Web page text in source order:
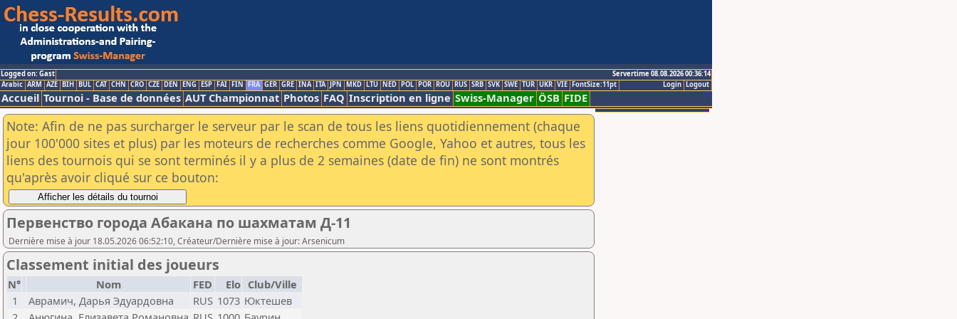
Logged on: Gast
Servertime 08.08.2026 00:36:14
Logout
Login
Arabic ARM AZE BIH BUL CAT CHN CRO CZE DEN ENG ESP FAI FIN FRA GER GRE INA ITA JPN MKD LTU NED POL POR ROU RUS SRB SVK SWE TUR UKR VIE FontSize:11pt
Accueil Tournoi - Base de données AUT Championnat Photos FAQ Inscription en ligne Swiss-Manager ÖSB FIDE
Note: Afin de ne pas surcharger le serveur par le scan de tous les liens quotidiennement (chaque
jour 100'000 sites et plus) par les moteurs de recherches comme Google, Yahoo et autres, tous les
liens des tournois qui se sont terminés il y a plus de 2 semaines (date de fin) ne sont montrés
qu'après avoir cliqué sur ce bouton:
Первенство города Абакана по шахматам Д-11
Dernière mise à jour 18.05.2026 06:52:10, Créateur/Dernière mise à jour: Arsenicum
Classement initial des joueurs
N° Nom FED Elo Club/Ville
1
Аврамич, Дарья Эдуардовна RUS 1073 Юктешев